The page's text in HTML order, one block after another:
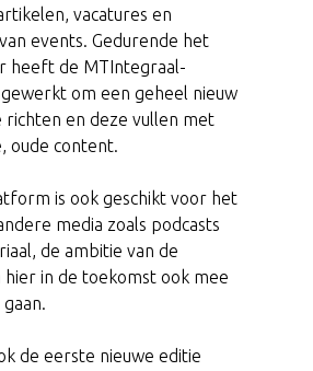
vacatures en
events. Gedurende het
heeft de MTIntegraal-
om een geheel nieuw
en deze vullen met
oude content.
is ook geschikt voor het
media zoals podcasts
de ambitie van de
hier in de toekomst ook mee
de eerste nieuwe editie